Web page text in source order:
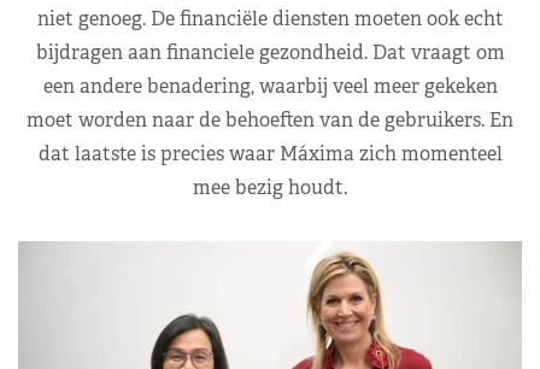
niet genoeg. De financiële diensten moeten ook echt
bijdragen aan financiele gezondheid. Dat vraagt om
een andere benadering, waarbij veel meer gekeken
moet worden naar de behoeften van de gebruikers. En
dat laatste is precies waar Máxima zich momenteel
mee bezig houdt.